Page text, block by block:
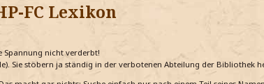
FC Lexikon
nicht verderbt!
Sie stöbern ja ständig in der verbotenen Abteilung der Bibliothek